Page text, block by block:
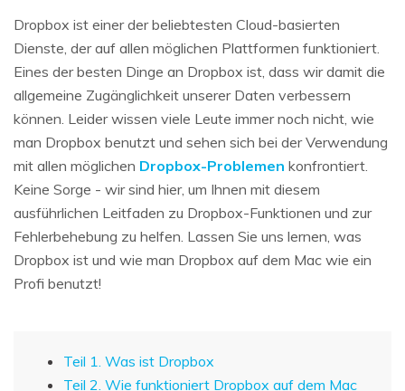
Dropbox ist einer der beliebtesten Cloud-basierten
Dienste, der auf allen möglichen Plattformen funktioniert.
Eines der besten Dinge an Dropbox ist, dass wir damit die
allgemeine Zugänglichkeit unserer Daten verbessern
können. Leider wissen viele Leute immer noch nicht, wie
man Dropbox benutzt und sehen sich bei der Verwendung
mit allen möglichen Dropbox-Problemen konfrontiert.
Keine Sorge - wir sind hier, um Ihnen mit diesem
ausführlichen Leitfaden zu Dropbox-Funktionen und zur
Fehlerbehebung zu helfen. Lassen Sie uns lernen, was
Dropbox ist und wie man Dropbox auf dem Mac wie ein
Profi benutzt!
Teil 1. Was ist Dropbox
Teil 2. Wie funktioniert Dropbox auf dem Mac